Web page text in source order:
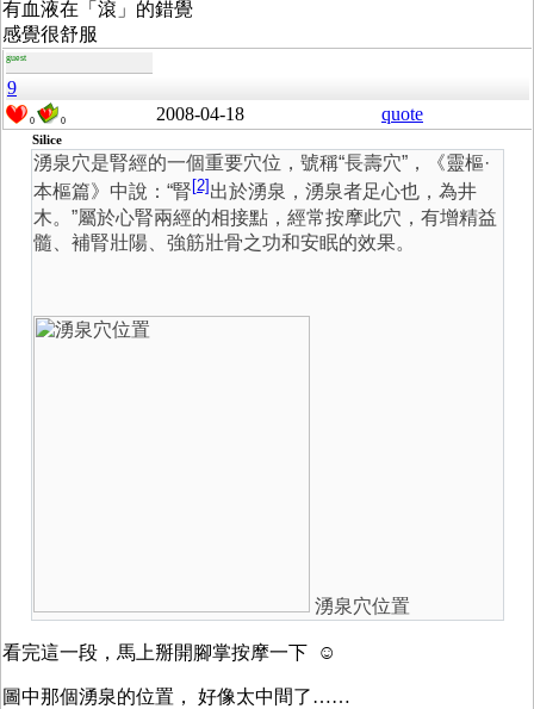
有血液在「滾」的錯覺
感覺很舒服
guest
9
0 0 2008-04-18 quote
Silice
湧泉穴是腎經的一個重要穴位，號稱“長壽穴”，《靈樞·
本樞篇》中說：“腎 [2] 出於湧泉，湧泉者足心也，為井
木。”屬於心腎兩經的相接點，經常按摩此穴，有增精益
髓、補腎壯陽、強筋壯骨之功和安眠的效果。
湧泉穴位置
看完這一段，馬上掰開腳掌按摩一下 ☺
圖中那個湧泉的位置， 好像太中間了……